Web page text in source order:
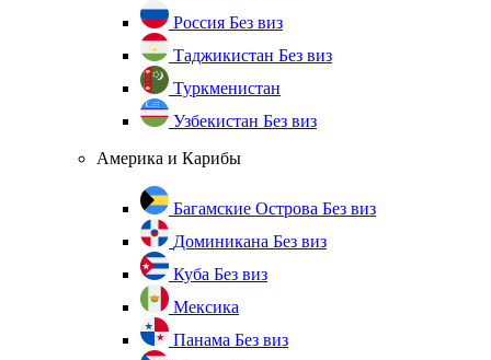
Россия Без виз
Таджикистан Без виз
Туркменистан
Узбекистан Без виз
Америка и Карибы
Багамские Острова Без виз
Доминикана Без виз
Куба Без виз
Мексика
Панама Без виз